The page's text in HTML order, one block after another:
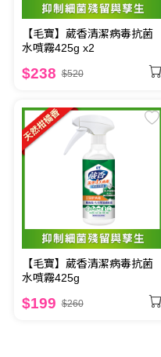
【毛寶】葳香清潔病毒抗菌
水噴霧425g x2
$238 $520
【毛寶】葳香清潔病毒抗菌
水噴霧425g
$199 $260